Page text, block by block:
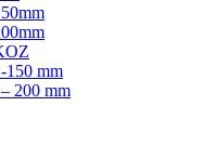
150 mm
200 mm